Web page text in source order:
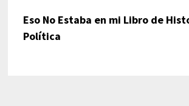
Eso No Estaba en mi Libro de
Política